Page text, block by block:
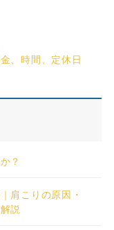
、時間、定休日
？
肩こりの原因・
説